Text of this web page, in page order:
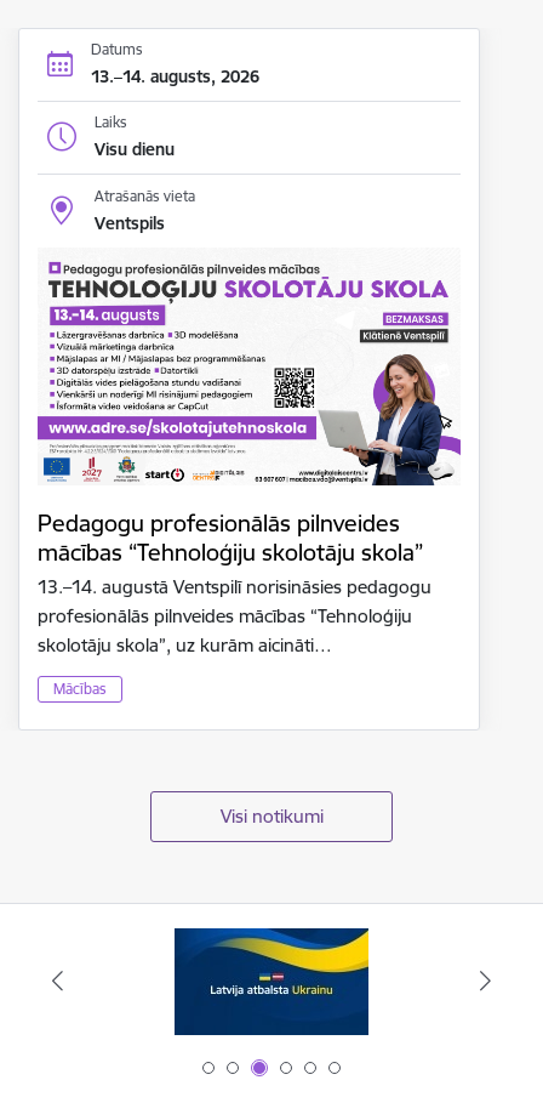
Datums
13.–14. augusts, 2026
Laiks
Visu dienu
Atrašanās vieta
Ventspils
Pedagogu profesionālās pilnveides
mācības “Tehnoloģiju skolotāju skola”
13.–14. augustā Ventspilī norisināsies pedagogu
profesionālās pilnveides mācības “Tehnoloģiju
skolotāju skola”, uz kurām aicināti…
Mācības
Visi notikumi